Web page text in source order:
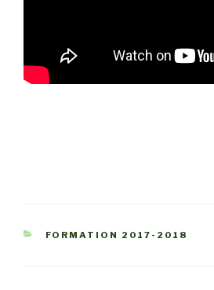
CATÉGORIES
FORMATION 2017-2018